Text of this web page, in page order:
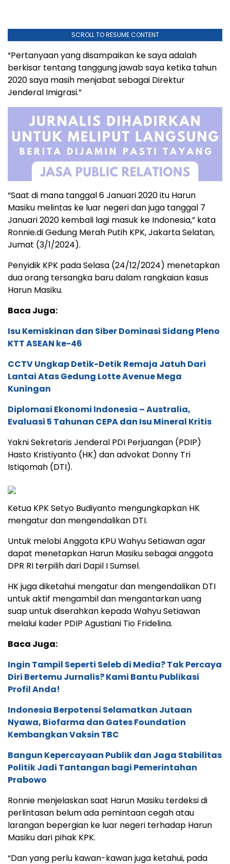
SCROLL TO RESUME CONTENT
“Pertanyaan yang disampaikan ke saya adalah
berkisar tentang tanggung jawab saya ketika tahun
2020 saya masih menjabat sebagai Direktur
Jenderal Imigrasi.”
“Saat di mana tanggal 6 Januari 2020 itu Harun
Masiku melintas ke luar negeri dan juga tanggal 7
Januari 2020 kembali lagi masuk ke Indonesia,” kata
Ronnie.di Gedung Merah Putih KPK, Jakarta Selatan,
Jumat (3/1/2024).
Penyidik KPK pada Selasa (24/12/2024) menetapkan
dua orang tersangka baru dalam rangkaian kasus
Harun Masiku.
Baca Juga:
Isu Kemiskinan dan Siber Dominasi Sidang Pleno
KTT ASEAN ke-46
CCTV Ungkap Detik-Detik Remaja Jatuh Dari
Lantai Atas Gedung Lotte Avenue Mega
Kuningan
Diplomasi Ekonomi Indonesia – Australia,
Evaluasi 5 Tahunan CEPA dan Isu Mineral Kritis
Yakni Sekretaris Jenderal PDI Perjuangan (PDIP)
Hasto Kristiyanto (HK) dan advokat Donny Tri
Istiqomah (DTI).
Ketua KPK Setyo Budiyanto mengungkapkan HK
mengatur dan mengendalikan DTI.
Untuk melobi Anggota KPU Wahyu Setiawan agar
dapat menetapkan Harun Masiku sebagai anggota
DPR RI terpilih dari Dapil I Sumsel.
HK juga diketahui mengatur dan mengendalikan DTI
untuk aktif mengambil dan mengantarkan uang
suap untuk diserahkan kepada Wahyu Setiawan
melalui kader PDIP Agustiani Tio Fridelina.
Baca Juga:
Ingin Tampil Seperti Seleb di Media? Tak Percaya
Diri Bertemu Jurnalis? Kami Bantu Publikasi
Profil Anda!
Indonesia Berpotensi Selamatkan Jutaan
Nyawa, Biofarma dan Gates Foundation
Kembangkan Vaksin TBC
Bangun Kepercayaan Publik dan Jaga Stabilitas
Politik Jadi Tantangan bagi Pemerintahan
Prabowo
Ronnie menjelaskan saat Harun Masiku terdeksi di
perlintasan belum ada pemintaan cegah atau
larangan bepergian ke luar negeri terhadap Harun
Masiku dari pihak KPK.
“Dan yang perlu kawan-kawan juga ketahui, pada